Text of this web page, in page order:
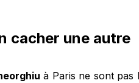
cacher une autre
à Paris ne sont pas